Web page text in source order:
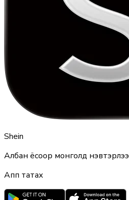
Shein
Албан ёсоор монголд нэвтэрлээ
Апп татах